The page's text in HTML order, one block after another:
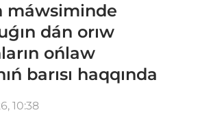
máwsiminde
dán orıw
ońlaw
barısı haqqında
10:38